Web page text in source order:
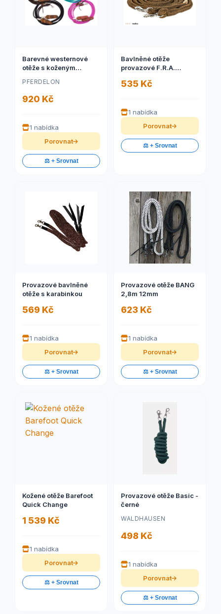
Barevné westernové
otěže s koženým
PFERDELON
920 Kč
1 nabídka
Porovnat
⚖️ + Srovnat
Bavlněné otěže
provazové F.R.A.
535 Kč
1 nabídka
Porovnat
⚖️ + Srovnat
Provazové bavlněné
otěže s karabinkou
569 Kč
1 nabídka
Porovnat
⚖️ + Srovnat
Provazové otěže BANG
2,8m 12mm
623 Kč
1 nabídka
Porovnat
⚖️ + Srovnat
Kožené otěže Barefoot
Quick Change
1 539 Kč
1 nabídka
Porovnat
⚖️ + Srovnat
Provazové otěže Basic -
černé
WALDHAUSEN
498 Kč
1 nabídka
Porovnat
⚖️ + Srovnat